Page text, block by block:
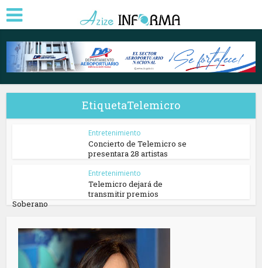
EtiquetaTelemicro
Entretenimiento
Concierto de Telemicro se
presentara 28 artistas
Entretenimiento
Telemicro dejará de
transmitir premios
Soberano